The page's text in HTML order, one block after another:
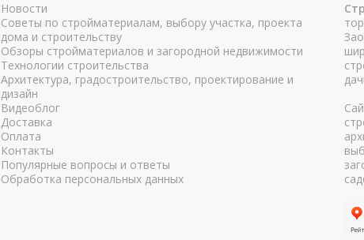
Новости
Советы по стройматериалам, выбору участка, проекта
дома и строительству
Обзоры стройматериалов и загородной недвижимости
Технологии строительства
Архитектура, градостроительство, проектирование и
дизайн
Видеоблог
Доставка
Оплата
Контакты
Популярные вопросы и ответы
Обработка персональных данных